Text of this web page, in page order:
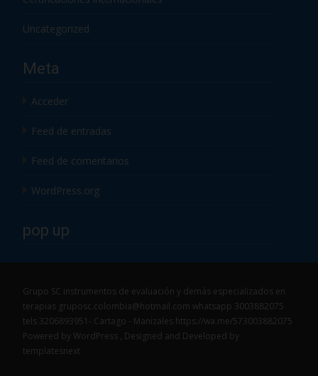
Uncategorized
Meta
Acceder
Feed de entradas
Feed de comentarios
WordPress.org
pop up
Grupo SC instrumentos de evaluación y demás especializados en
terapias gruposc.colombia@hotmail.com whatsapp 3003882075
tels 3206893951- Cartago - Manizales https://wa.me/573003882075
Powered by WordPress , Designed and Developed by
templatesnext